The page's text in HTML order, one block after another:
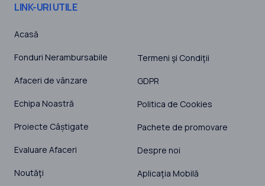
LINK-URI UTILE
Acasă
Fonduri Nerambursabile
Afaceri de vânzare
Echipa Noastră
Proiecte Câștigate
Evaluare Afaceri
Noutăţi
Termeni şi Condiţii
GDPR
Politica de Cookies
Pachete de promovare
Despre noi
Aplicaţia Mobilă